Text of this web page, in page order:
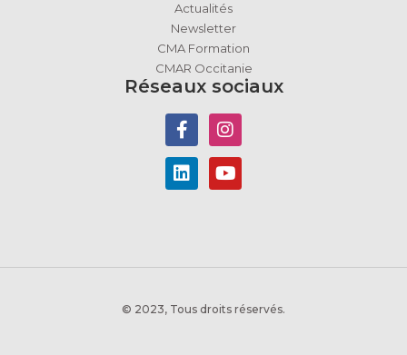
Actualités
Newsletter
CMA Formation
CMAR Occitanie
Réseaux sociaux
© 2023, Tous droits réservés.